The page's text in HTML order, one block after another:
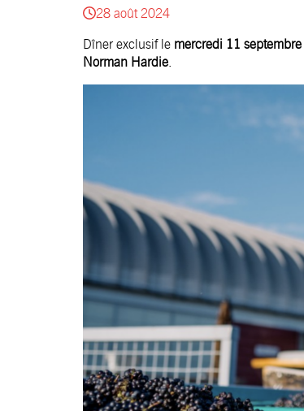
28 août 2024
Dîner exclusif le mercredi 11 septembre
Norman Hardie